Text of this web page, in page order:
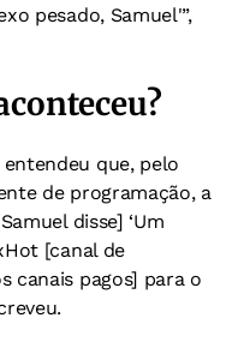
pesado, Samuel'”,
que, pelo
de programação, a
disse] ‘Um
[canal de
canais pagos] para o